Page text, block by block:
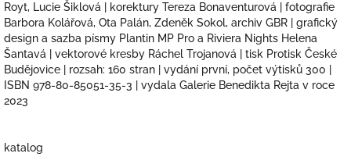
Royt, Lucie Šiklová | korektury Tereza Bonaventurová | fotografie
Barbora Kolářová, Ota Palán, Zdeněk Sokol, archiv GBR | grafický
design a sazba písmy Plantin MP Pro a Riviera Nights Helena
Šantavá | vektorové kresby Ráchel Trojanová | tisk Protisk České
Budějovice | rozsah: 160 stran | vydání první, počet výtisků 300 |
ISBN 978-80-85051-35-3 | vydala Galerie Benedikta Rejta v roce
2023
katalog